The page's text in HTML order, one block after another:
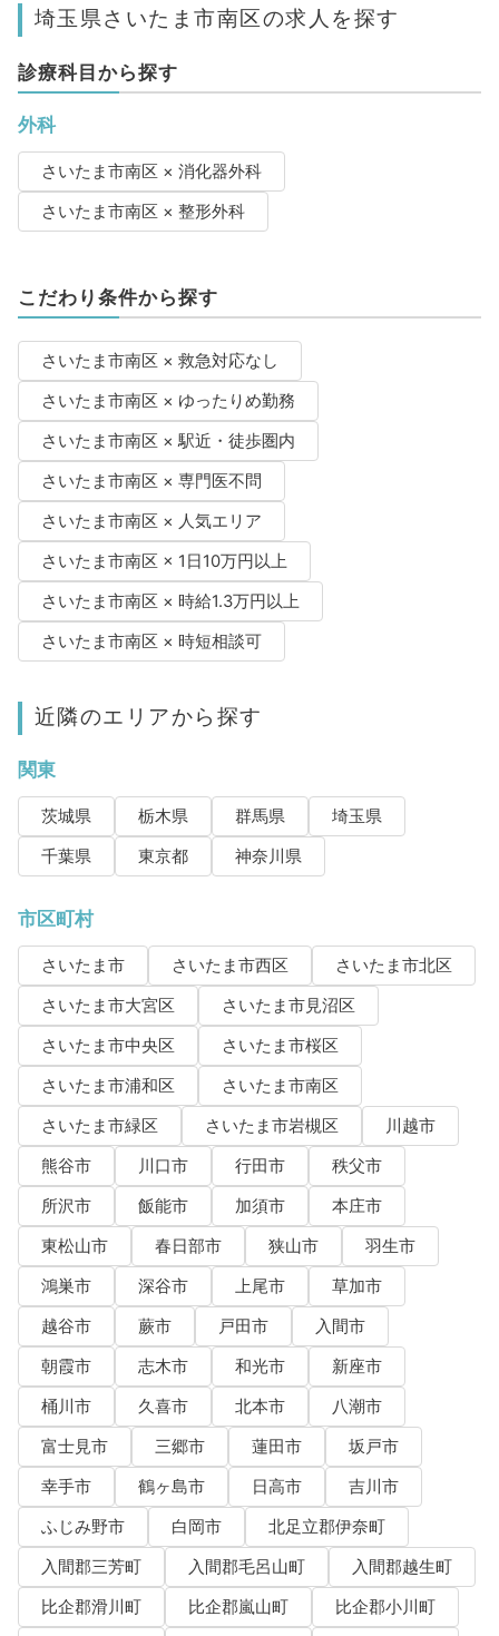
埼玉県さいたま市南区の求人を探す
診療科目から探す
外科
さいたま市南区 × 消化器外科
さいたま市南区 × 整形外科
こだわり条件から探す
さいたま市南区 × 救急対応なし
さいたま市南区 × ゆったりめ勤務
さいたま市南区 × 駅近・徒歩圏内
さいたま市南区 × 専門医不問
さいたま市南区 × 人気エリア
さいたま市南区 × 1日10万円以上
さいたま市南区 × 時給1.3万円以上
さいたま市南区 × 時短相談可
近隣のエリアから探す
関東
茨城県 栃木県 群馬県
埼玉県
千葉県
東京都 神奈川県
市区町村
さいたま市 さいたま市西区
さいたま市北区
さいたま市大宮区
さいたま市見沼区
さいたま市中央区
さいたま市桜区
さいたま市浦和区
さいたま市南区
さいたま市緑区
さいたま市岩槻区
川越市
熊谷市
川口市 行田市
秩父市
所沢市
飯能市 加須市
本庄市
東松山市
春日部市 狭山市
羽生市
鴻巣市
深谷市 上尾市
草加市
越谷市
蕨市 戸田市
入間市
朝霞市
志木市 和光市
新座市
桶川市
久喜市 北本市
八潮市
富士見市
三郷市 蓮田市
坂戸市
幸手市
鶴ヶ島市 日高市
吉川市
ふじみ野市
白岡市
北足立郡伊奈町
入間郡三芳町
入間郡毛呂山町
入間郡越生町
比企郡滑川町
比企郡嵐山町
比企郡小川町